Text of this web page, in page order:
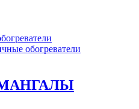
обогреватели